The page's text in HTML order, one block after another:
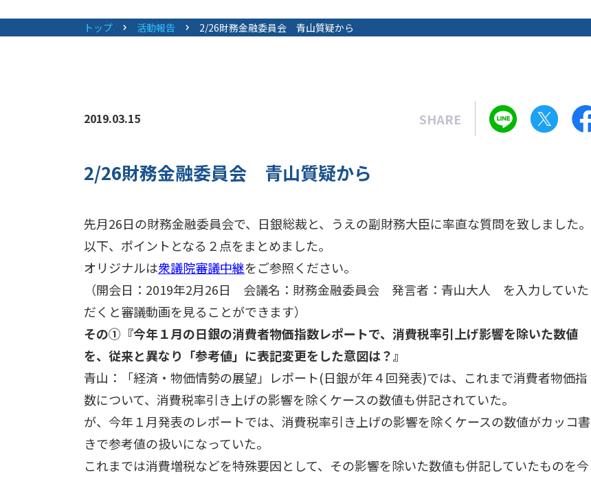
トップ 活動報告 2/26財務金融委員会 青山質疑から
2019.03.15 SHARE
2/26財務金融委員会 青山質疑から
先月26日の財務金融委員会で、日銀総裁と、うえの副財務大臣に率直な質問を致しました。
以下、ポイントとなる２点をまとめました。
オリジナルは衆議院審議中継をご参照ください。
（開会日：2019年2月26日 会議名：財務金融委員会 発言者：青山大人 を入力していた
だくと審議動画を見ることができます）
その①『今年１月の日銀の消費者物価指数レポートで、消費税率引上げ影響を除いた数値
を、従来と異なり「参考値」に表記変更をした意図は？』
青山：「経済・物価情勢の展望」レポート(日銀が年４回発表)では、これまで消費者物価指
数について、消費税率引き上げの影響を除くケースの数値も併記されていた。
が、今年１月発表のレポートでは、消費税率引き上げの影響を除くケースの数値がカッコ書
きで参考値の扱いになっていた。
これまでは消費増税などを特殊要因として、その影響を除いた数値も併記していたものを今